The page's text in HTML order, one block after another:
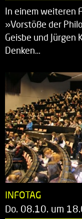
In einem weiteren
»Vorstöße der
Geisbe und Jürgen
Denken…
INFOTAG
Do. 08.10. um